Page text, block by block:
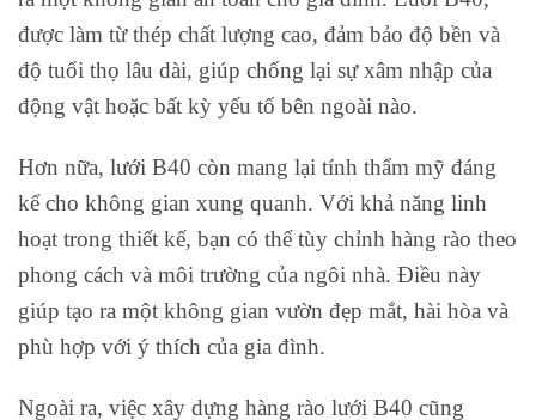
được làm từ thép chất lượng cao, đảm bảo độ bền và
độ tuổi thọ lâu dài, giúp chống lại sự xâm nhập của
động vật hoặc bất kỳ yếu tố bên ngoài nào.
Hơn nữa, lưới B40 còn mang lại tính thẩm mỹ đáng
kể cho không gian xung quanh. Với khả năng linh
hoạt trong thiết kế, bạn có thể tùy chỉnh hàng rào theo
phong cách và môi trường của ngôi nhà. Điều này
giúp tạo ra một không gian vườn đẹp mắt, hài hòa và
phù hợp với ý thích của gia đình.
Ngoài ra, việc xây dựng hàng rào lưới B40 cũng